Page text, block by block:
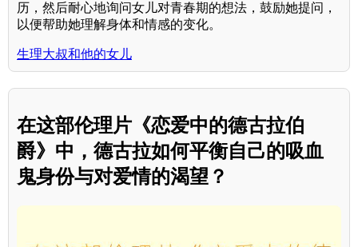
历，然后耐心地询问女儿对青春期的想法，鼓励她提问，
以便帮助她理解身体和情感的变化。
生理大叔和他的女儿
在这部伦理片《恋爱中的德古拉伯
爵》中，德古拉如何平衡自己的吸血
鬼身份与对爱情的渴望？